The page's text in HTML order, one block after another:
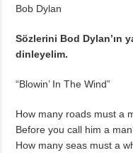
Bob Dylan
Sözlerini Bod Dylan’ın
dinleyelim.
“Blowin’ In The Wind”
How many roads must a
Before you call him a
How many seas must a